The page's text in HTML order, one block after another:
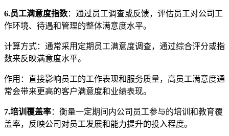
6.员工满意度指数：通过员工调查或反馈，评估员工对公司工
作环境、待遇和管理的整体满意度水平。
计算方式：通常采用定期员工满意度调查，通过综合评分或指
数来反映满意度水平。
作用：直接影响员工的工作表现和服务质量，高员工满意度通
常会带来更高的客户满意度和业绩表现。
7.培训覆盖率：衡量一定期间内公司员工参与的培训和教育覆
盖率，反映公司对员工发展和能力提升的投入程度。